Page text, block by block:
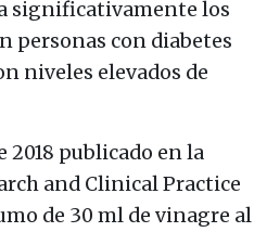
significativamente los
personas con diabetes
niveles elevados de
2018 publicado en la
and Clinical Practice
de 30 ml de vinagre al